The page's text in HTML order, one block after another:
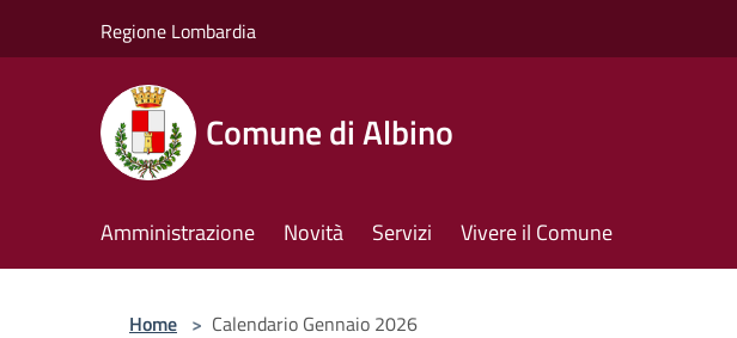
Regione Lombardia
Comune di Albino
Amministrazione Novità Servizi Vivere il Comune
Home > Calendario Gennaio 2026